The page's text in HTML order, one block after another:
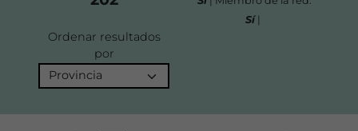
Sí|
Ordenar resultados
por